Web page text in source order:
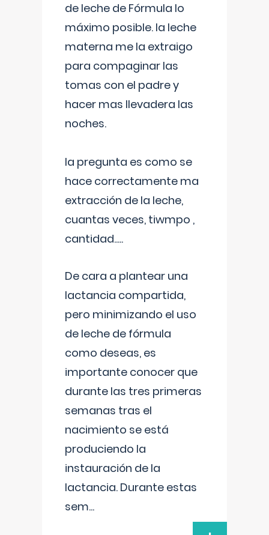
de leche de Fórmula lo
máximo posible. la leche
materna me la extraigo
para compaginar las
tomas con el padre y
hacer mas llevadera las
noches.
la pregunta es como se
hace correctamente ma
extracción de la leche,
cuantas veces, tiwmpo ,
cantidad.....
De cara a plantear una
lactancia compartida,
pero minimizando el uso
de leche de fórmula
como deseas, es
importante conocer que
durante las tres primeras
semanas tras el
nacimiento se está
produciendo la
instauración de la
lactancia. Durante estas
sem...